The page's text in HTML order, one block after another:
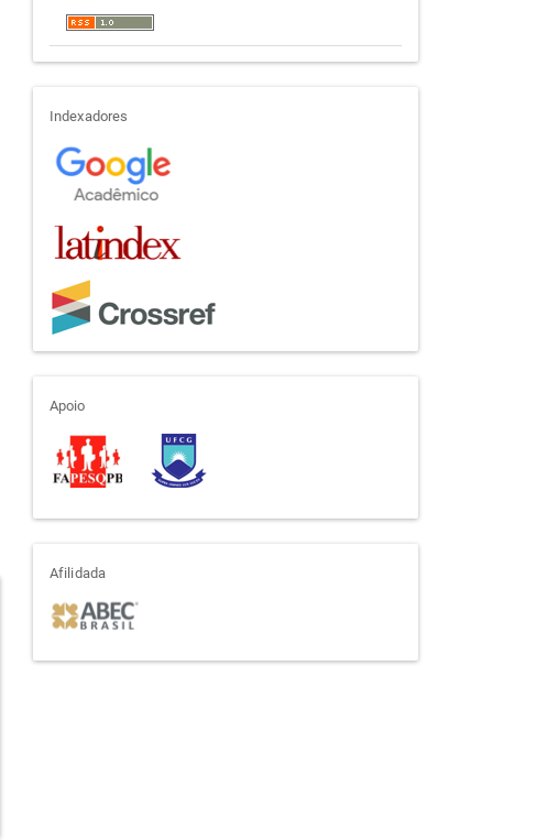
indexadores
Indexadores
apoio
Apoio
afiliada
Afilidada